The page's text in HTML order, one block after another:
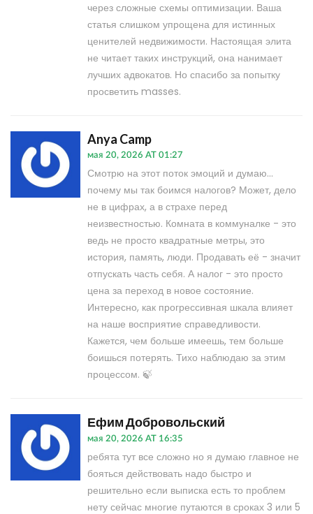
через сложные схемы оптимизации. Ваша
статья слишком упрощена для истинных
ценителей недвижимости. Настоящая элита
не читает таких инструкций, она нанимает
лучших адвокатов. Но спасибо за попытку
просветить masses.
Anya Camp
мая 20, 2026 AT 01:27
Смотрю на этот поток эмоций и думаю...
почему мы так боимся налогов? Может, дело
не в цифрах, а в страхе перед
неизвестностью. Комната в коммуналке - это
ведь не просто квадратные метры, это
история, память, люди. Продавать её - значит
отпускать часть себя. А налог - это просто
цена за переход в новое состояние.
Интересно, как прогрессивная шкала влияет
на наше восприятие справедливости.
Кажется, чем больше имеешь, тем больше
боишься потерять. Тихо наблюдаю за этим
процессом. 🍃
Ефим Добровольский
мая 20, 2026 AT 16:35
ребята тут все сложно но я думаю главное не
бояться действовать надо быстро и
решительно если выписка есть то проблем
нету сейчас многие путаются в сроках 3 или 5